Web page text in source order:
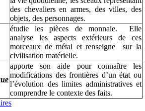
des chevaliers en armes, des villes, des
objets, des personnages.
étudie les pièces de monnaie. Elle
analyse les aspects extérieurs de ces
morceaux de métal et renseigne sur la
civilisation matérielle.
apporte son aide pour connaître les
modifications des frontières d’un état ou
l’évolution des limites administratives et
comprendre le contexte des faits.